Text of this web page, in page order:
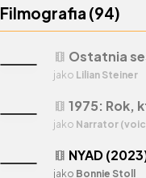
Filmografia (94)
theaters NYAD
jako Bonnie Stoll
theaters Ostatnia
jako Lilian Steiner
theaters 1975: Rok,
jako Narrator